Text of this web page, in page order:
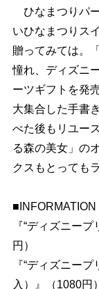
ひなまつりパ
いひなまつりス
贈ってみては。
憧れ、ディズニ
ーツギフトを発
大集合した手書
べた後もリユー
る森の美女」の
クスもとっても
■INFORMATION
『“ディズニー
円）
『“ディズニー
入）』（1080円）